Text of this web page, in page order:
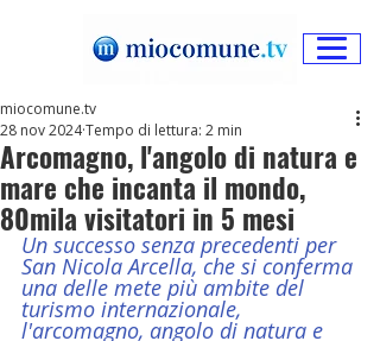
Arcomagno, l'angolo di natura e
mare che incanta il mondo,
80mila visitatori in 5 mesi
miocomune.tv
28 nov 2024Tempo di lettura: 2 min
Un successo senza precedenti per
San Nicola Arcella, che si conferma
una delle mete più ambite del
turismo internazionale,
l'arcomagno, angolo di natura e